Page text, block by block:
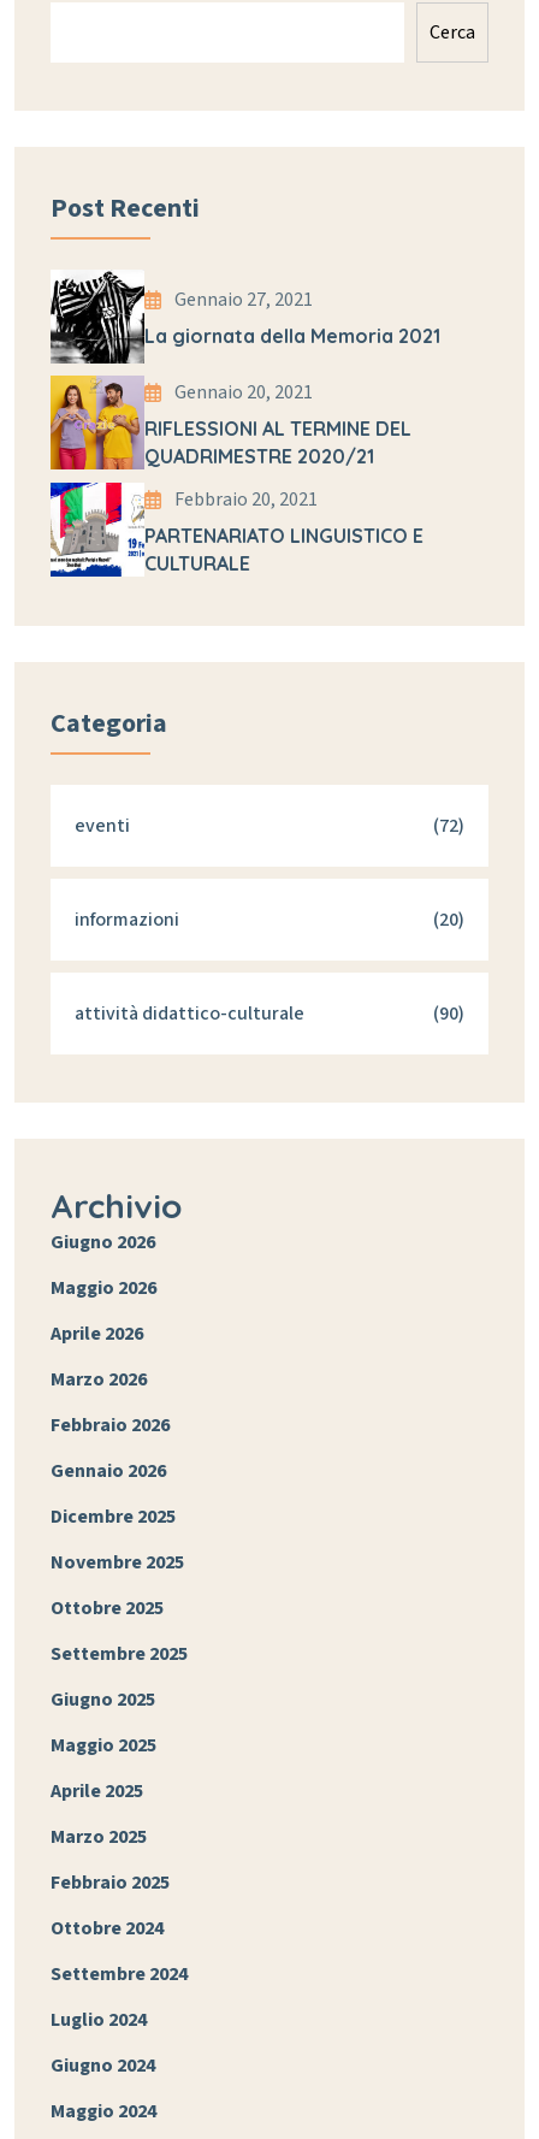
Cerca
Post Recenti
Gennaio 27, 2021
La giornata della Memoria 2021
Gennaio 20, 2021
RIFLESSIONI AL TERMINE DEL
QUADRIMESTRE 2020/21
Febbraio 20, 2021
PARTENARIATO LINGUISTICO E
CULTURALE
Categoria
eventi (72)
informazioni (20)
attività didattico-culturale (90)
Archivio
Giugno 2026
Maggio 2026
Aprile 2026
Marzo 2026
Febbraio 2026
Gennaio 2026
Dicembre 2025
Novembre 2025
Ottobre 2025
Settembre 2025
Giugno 2025
Maggio 2025
Aprile 2025
Marzo 2025
Febbraio 2025
Ottobre 2024
Settembre 2024
Luglio 2024
Giugno 2024
Maggio 2024